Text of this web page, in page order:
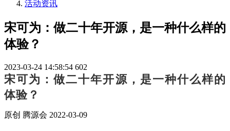
活动资讯
宋可为：做二十年开源，是一种什么样的
体验？
2023-03-24 14:58:54 602
宋可为：做二十年开源，是一种什么样的
体验？
原创 腾源会 2022-03-09